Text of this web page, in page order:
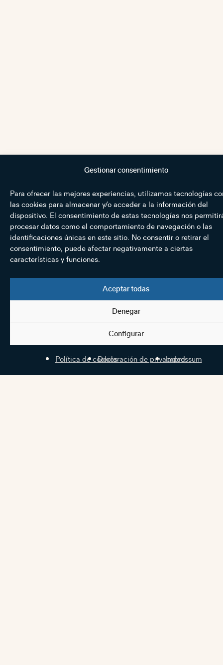
Gestionar consentimiento
Para ofrecer las mejores experiencias, utilizamos tecnologías
las cookies para almacenar y/o acceder a la información del
dispositivo. El consentimiento de estas tecnologías nos
procesar datos como el comportamiento de navegación o las
identificaciones únicas en este sitio. No consentir o retirar el
consentimiento, puede afectar negativamente a ciertas
características y funciones.
Aceptar todas
Denegar
Configurar
Política de cookiesDeclaración de privacidad
Impressum